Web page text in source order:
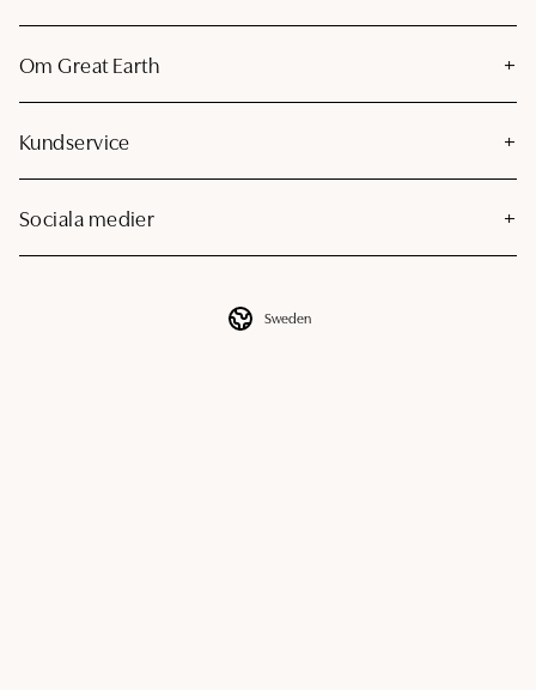
Om Great Earth
Kundservice
Sociala medier
Sweden